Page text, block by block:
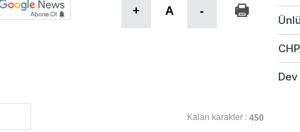
+ A -
Kalan karakter : 450